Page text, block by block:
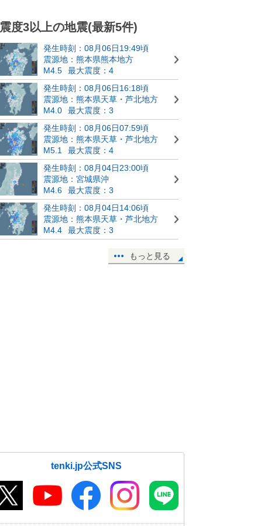
震度3以上の地震(最新5件)
発生時刻：08月06日19:49頃
震源地：熊本県熊本地方
M4.5
最大震度：4
発生時刻：08月06日16:18頃
震源地：熊本県天草・芦北地方
M4.0
最大震度：3
発生時刻：08月06日07:59頃
震源地：熊本県天草・芦北地方
M5.1
最大震度：4
発生時刻：08月04日23:00頃
震源地：宮城県沖
M4.6
最大震度：3
発生時刻：08月04日14:06頃
震源地：熊本県天草・芦北地方
M4.4
最大震度：3
もっと見る
tenki.jp公式SNS